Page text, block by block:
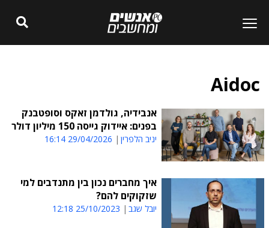
Aidoc
אנבידיה, גולדמן זאקס וסופטבנק
בפנים: איידוק גייסה 150 מיליון דולר
יניב הלפרין 29/04/2026 16:14
איך מחברים נכון בין מתנדבים למי
שזקוקים להם?
יובל שגב 25/10/2023 12:18